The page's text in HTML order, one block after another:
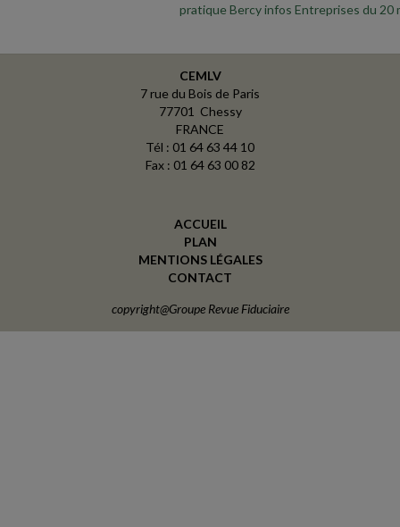
pratique Bercy infos Entreprises du 20
CEMLV
7 rue du Bois de Paris
77701 Chessy
FRANCE
Tél : 01 64 63 44 10
Fax : 01 64 63 00 82
ACCUEIL
PLAN
MENTIONS LÉGALES
CONTACT
copyright@Groupe Revue Fiduciaire